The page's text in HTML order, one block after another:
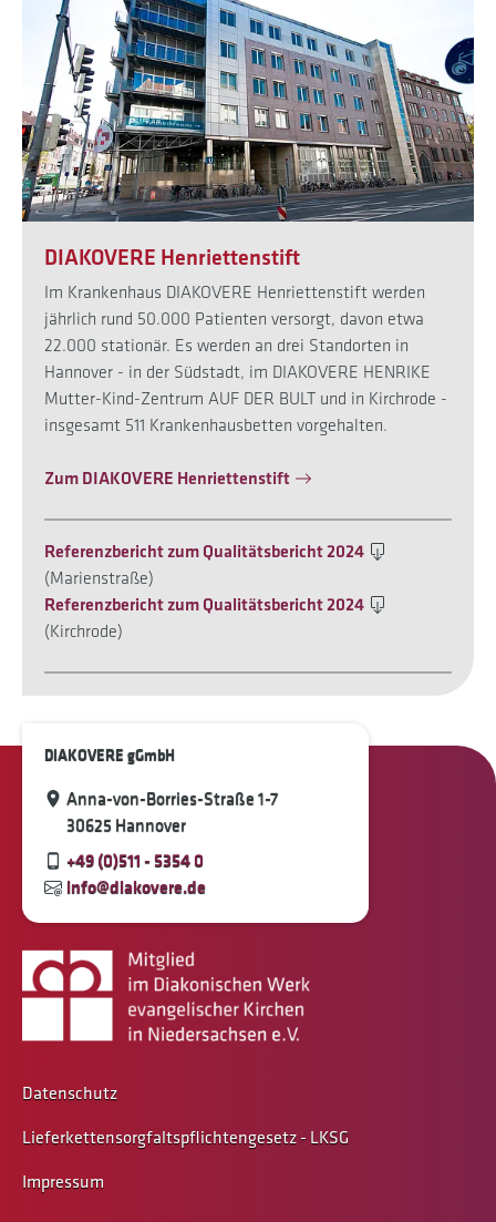
DIAKOVERE Henriettenstift
Im Krankenhaus DIAKOVERE Henriettenstift werden
jährlich rund 50.000 Patienten versorgt, davon etwa
22.000 stationär. Es werden an drei Standorten in
Hannover - in der Südstadt, im DIAKOVERE HENRIKE
Mutter-Kind-Zentrum AUF DER BULT und in Kirchrode -
insgesamt 511 Krankenhausbetten vorgehalten.
Zum DIAKOVERE Henriettenstift
Referenzbericht zum Qualitätsbericht 2024
(Marienstraße)
Referenzbericht zum Qualitätsbericht 2024
(Kirchrode)
DIAKOVERE gGmbH
Anna-von-Borries-Straße 1-7
30625 Hannover
+49 (0)511 - 5354 0
info@diakovere.de
Datenschutz
Lieferkettensorgfaltspflichtengesetz - LKSG
Impressum